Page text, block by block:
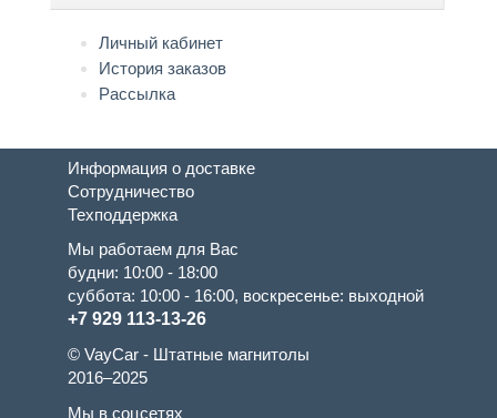
Личный кабинет
История заказов
Рассылка
Информация о доставке
Сотрудничество
Техподдержка
Мы работаем для Вас
будни: 10:00 - 18:00
суббота: 10:00 - 16:00, воскресенье: выходной
+7 929 113-13-26
© VayCar - Штатные магнитолы
2016–2025
Мы в соцсетях